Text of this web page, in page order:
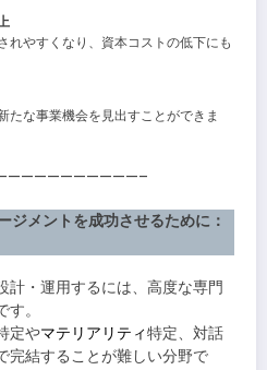
れやすくなり、資本コストの低下にも
な事業機会を見出すことができま
ジメントを成功させるために：
計・運用するには、高度な専門
。
定やマテリアリティ特定、対話
完結することが難しい分野で